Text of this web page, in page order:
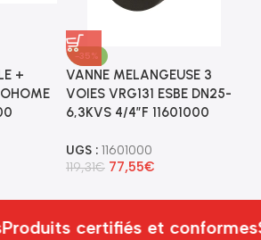
+
-35%
VANNE MELANGEUSE 3
VOIES VRG131 ESBE DN25-
6,3KVS 4/4″F 11601000
UGS : 11601000
119,31€ 77,55€
certifiés et conformes